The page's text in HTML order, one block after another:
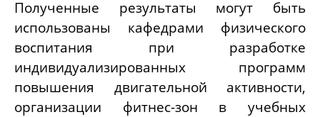
Полученные результаты могут быть
использованы кафедрами физического
воспитания при разработке
индивидуализированных программ
повышения двигательной активности,
организации фитнес-зон в учебных